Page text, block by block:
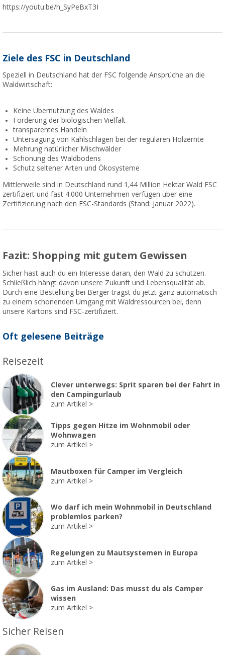
https://youtu.be/h_SyPeBxT3I
Ziele des FSC in Deutschland
Speziell in Deutschland hat der FSC folgende Ansprüche an die
Waldwirtschaft:
Keine Übernutzung des Waldes
Förderung der biologischen Vielfalt
transparentes Handeln
Untersagung von Kahlschlägen bei der regulären Holzernte
Mehrung natürlicher Mischwälder
Schonung des Waldbodens
Schutz seltener Arten und Ökosysteme
Mittlerweile sind in Deutschland rund 1,44 Million Hektar Wald FSC
zertifiziert und fast 4.000 Unternehmen verfügen über eine
Zertifizierung nach den FSC-Standards (Stand: Januar 2022).
Fazit: Shopping mit gutem Gewissen
Sicher hast auch du ein Interesse daran, den Wald zu schützen.
Schließlich hängt davon unsere Zukunft und Lebensqualität ab.
Durch eine Bestellung bei Berger trägst du jetzt ganz automatisch
zu einem schonenden Umgang mit Waldressourcen bei, denn
unsere Kartons sind FSC-zertifiziert.
Oft gelesene Beiträge
Reisezeit
Clever unterwegs: Sprit sparen bei der Fahrt in
den Campingurlaub
zum Artikel
Tipps gegen Hitze im Wohnmobil oder
Wohnwagen
zum Artikel
Mautboxen für Camper im Vergleich
zum Artikel
Wo darf ich mein Wohnmobil in Deutschland
problemlos parken?
zum Artikel
Regelungen zu Mautsystemen in Europa
zum Artikel
Gas im Ausland: Das musst du als Camper
wissen
zum Artikel
Sicher Reisen